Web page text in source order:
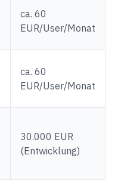
ca. 60
EUR/User/Monat
ca. 60
EUR/User/Monat
30.000 EUR
(Entwicklung)